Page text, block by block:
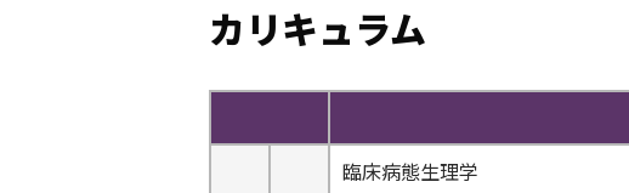
カリキュラム
臨床病態生理学